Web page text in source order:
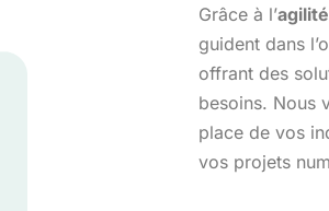
Grâce à l’agilité
guident dans
offrant des
besoins. Nous
place de vos
vos projets